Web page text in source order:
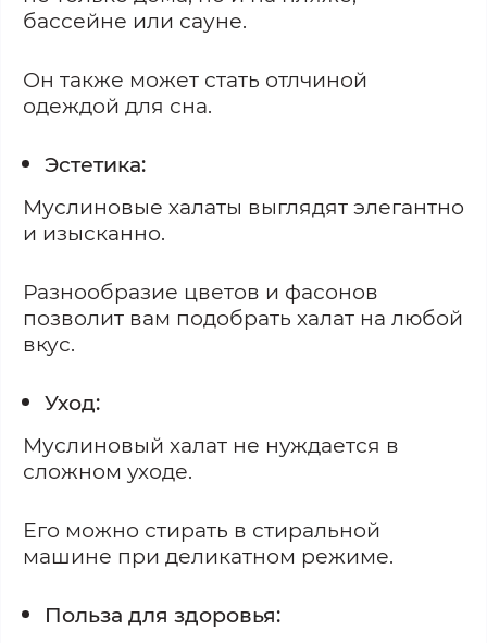
бассейне или сауне.
Он также может стать отлчиной
одеждой для сна.
Эстетика:
Муслиновые халаты выглядят элегантно
и изысканно.
Разнообразие цветов и фасонов
позволит вам подобрать халат на любой
вкус.
Уход:
Муслиновый халат не нуждается в
сложном уходе.
Его можно стирать в стиральной
машине при деликатном режиме.
Польза для здоровья: